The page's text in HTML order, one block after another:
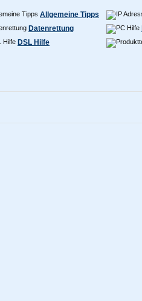
Allgemeine Tipps
Datenrettung
DSL Hilfe